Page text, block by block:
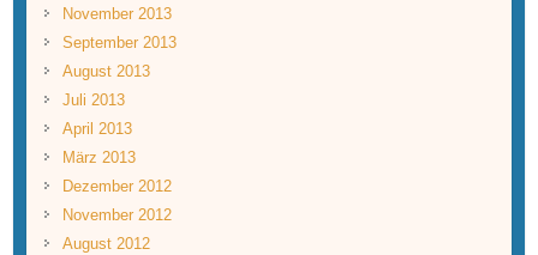
November 2013
September 2013
August 2013
Juli 2013
April 2013
März 2013
Dezember 2012
November 2012
August 2012